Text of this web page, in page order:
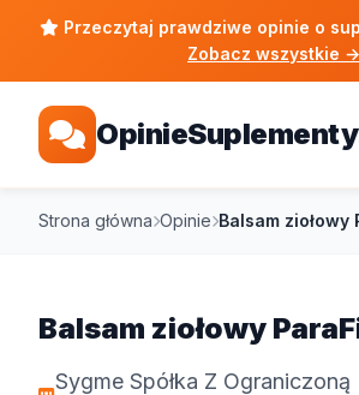
Przeczytaj prawdziwe opinie o
Zobacz wszystkie →
Strona główna Opinie Balsam ziołowy
Balsam ziołowy
Sygme Spółka Z Ograniczoną